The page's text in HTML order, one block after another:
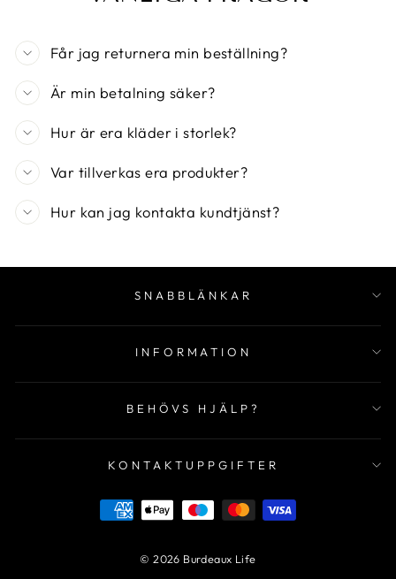
Får jag returnera min beställning?
Är min betalning säker?
Hur är era kläder i storlek?
Var tillverkas era produkter?
Hur kan jag kontakta kundtjänst?
SNABBLÄNKAR
INFORMATION
BEHÖVS HJÄLP?
KONTAKTUPPGIFTER
© 2026 Burdeaux Life